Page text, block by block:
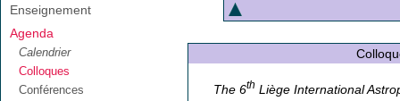
Enseignement
Agenda
Calendrier
Colloques
Conférences
The 6th Liège International